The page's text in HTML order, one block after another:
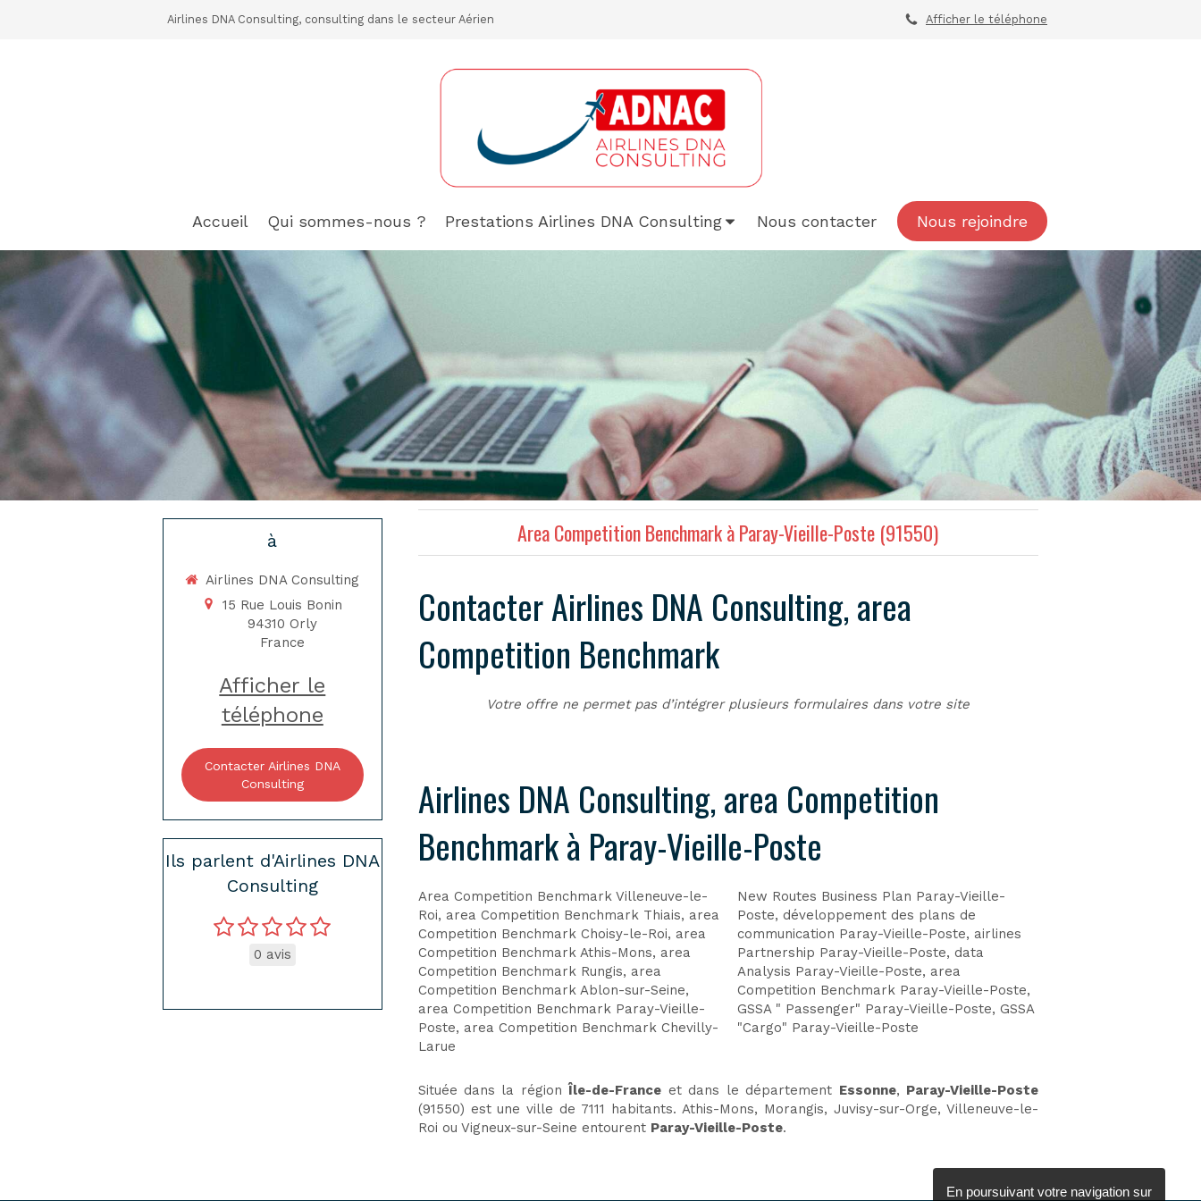
Airlines DNA Consulting, consulting dans le secteur Aérien Afficher le téléphone
Accueil Qui sommes-nous ? Prestations Airlines DNA Consulting Nous contacter Nous rejoindre
Area Competition Benchmark à Paray-Vieille-Poste (91550)
Contacter Airlines DNA Consulting, area
Competition Benchmark
Votre offre ne permet pas d’intégrer plusieurs formulaires dans votre site
Airlines DNA Consulting, area Competition
Benchmark à Paray-Vieille-Poste
Area Competition Benchmark Villeneuve-le-
Roi, area Competition Benchmark Thiais, area
Competition Benchmark Choisy-le-Roi, area
Competition Benchmark Athis-Mons, area
Competition Benchmark Rungis, area
Competition Benchmark Ablon-sur-Seine,
area Competition Benchmark Paray-Vieille-
Poste, area Competition Benchmark Chevilly-
Larue
New Routes Business Plan Paray-Vieille-
Poste, développement des plans de
communication Paray-Vieille-Poste, airlines
Partnership Paray-Vieille-Poste, data
Analysis Paray-Vieille-Poste, area
Competition Benchmark Paray-Vieille-Poste,
GSSA " Passenger" Paray-Vieille-Poste, GSSA
"Cargo" Paray-Vieille-Poste
Située dans la régionÎle-de-France et dans le département Essonne, Paray-Vieille-Poste
(91550) est une ville de 7111 habitants. Athis-Mons, Morangis, Juvisy-sur-Orge, Villeneuve-le-
Roi ou Vigneux-sur-Seine entourent Paray-Vieille-Poste.
à
Airlines DNA Consulting
15 Rue Louis Bonin
94310 Orly
France
Afficher le
téléphone
Contacter Airlines DNA
Consulting
Ils parlent d'Airlines DNA
Consulting
0 avis
En poursuivant votre navigation sur